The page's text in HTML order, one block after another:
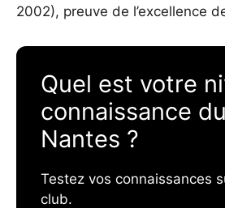
2002), preuve de l’excellence
Quel est votre
connaissance
Nantes ?
Testez vos connaissances
club.